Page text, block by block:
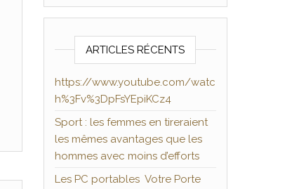
ARTICLES RÉCENTS
https://www.youtube.com/watc
h%3Fv%3DpFsYEpiKCz4
Sport : les femmes en tireraient
les mêmes avantages que les
hommes avec moins d’efforts
Les PC portables Votre Porte